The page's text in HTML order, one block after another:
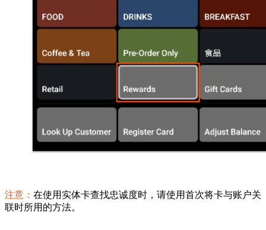
注意： 在使用实体卡查找忠诚度时，请使用首次将卡与账户关
联时所用的方法。